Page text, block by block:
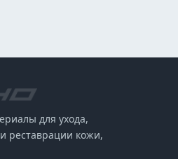
для ухода,
реставрации кожи,